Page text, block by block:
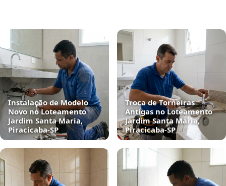
Instalação de Modelo
Novo no Loteamento
Jardim Santa Maria,
Piracicaba‑SP
Troca de Torneiras
Antigas no Loteamento
Jardim Santa Maria,
Piracicaba‑SP